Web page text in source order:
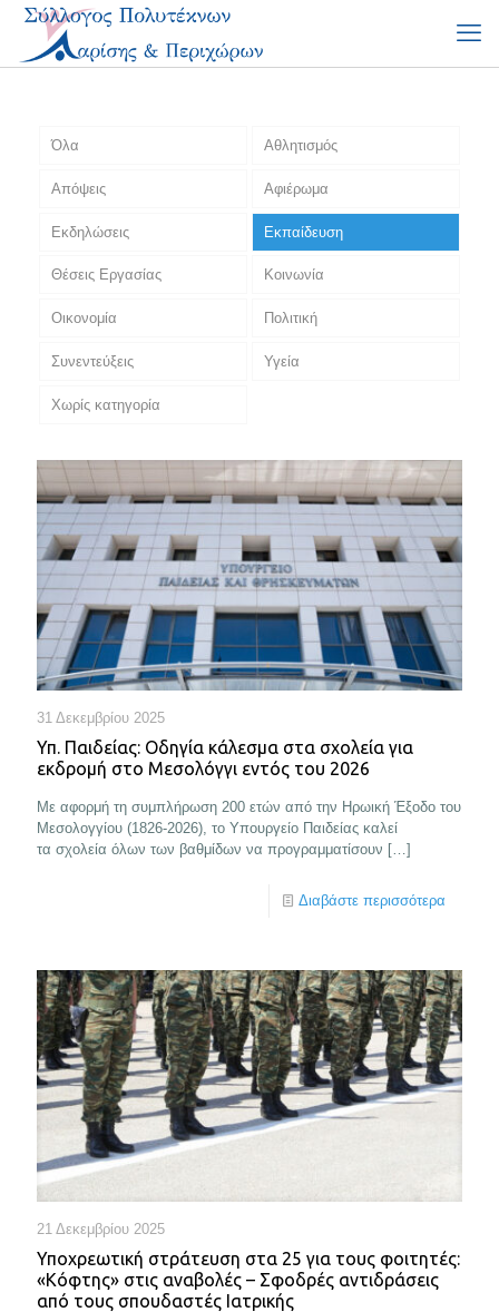
Όλα Αθλητισμός
Απόψεις Αφιέρωμα
Εκδηλώσεις Εκπαίδευση
Θέσεις Εργασίας Κοινωνία
Οικονομία Πολιτική
Συνεντεύξεις Υγεία
Χωρίς κατηγορία
31 Δεκεμβρίου 2025
Υπ. Παιδείας: Οδηγία κάλεσμα στα σχολεία για
εκδρομή στο Μεσολόγγι εντός του 2026
Με αφορμή τη συμπλήρωση 200 ετών από την Ηρωική Έξοδο του
Μεσολογγίου (1826-2026), το Υπουργείο Παιδείας καλεί
τα σχολεία όλων των βαθμίδων να προγραμματίσουν […]
Διαβάστε περισσότερα
21 Δεκεμβρίου 2025
Υποχρεωτική στράτευση στα 25 για τους φοιτητές:
«Κόφτης» στις αναβολές – Σφοδρές αντιδράσεις
από τους σπουδαστές Ιατρικής